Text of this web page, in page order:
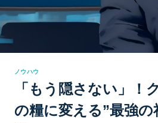
ノウハウ
「もう隠さない」！
の糧に変える”最強の